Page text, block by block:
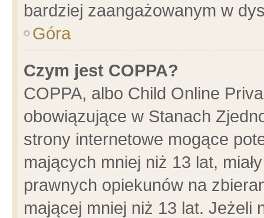
bardziej zaangażowanym w
Góra
Czym jest COPPA?
COPPA, albo Child Online
obowiązujące w Stanach
strony internetowe mogące
mających mniej niż 13 lat,
prawnych opiekunów na
mającej mniej niż 13 lat. Jeżeli